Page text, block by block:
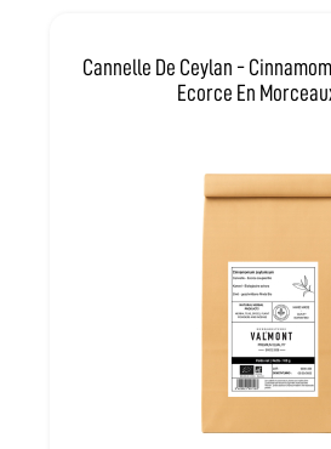
Cannelle De Ceylan -
Ecorce En